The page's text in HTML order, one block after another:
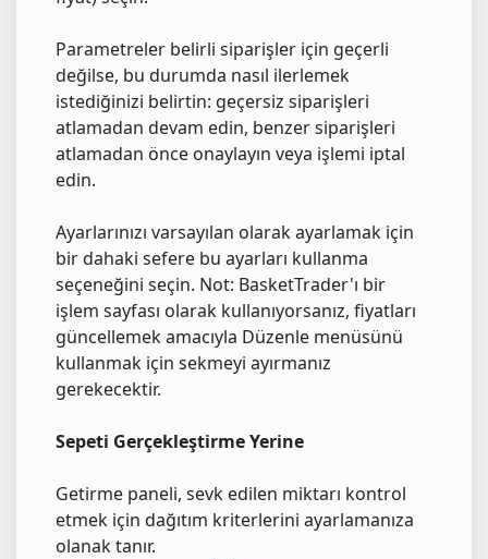
Parametreler belirli siparişler için geçerli
değilse, bu durumda nasıl ilerlemek
istediğinizi belirtin: geçersiz siparişleri
atlamadan devam edin, benzer siparişleri
atlamadan önce onaylayın veya işlemi iptal
edin.
Ayarlarınızı varsayılan olarak ayarlamak için
bir dahaki sefere bu ayarları kullanma
seçeneğini seçin. Not: BasketTrader'ı bir
işlem sayfası olarak kullanıyorsanız, fiyatları
güncellemek amacıyla Düzenle menüsünü
kullanmak için sekmeyi ayırmanız
gerekecektir.
Sepeti Gerçekleştirme Yerine
Getirme paneli, sevk edilen miktarı kontrol
etmek için dağıtım kriterlerini ayarlamanıza
olanak tanır.